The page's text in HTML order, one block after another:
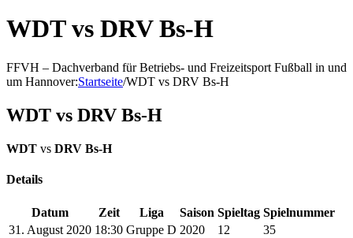
WDT vs DRV Bs-H
FFVH – Dachverband für Betriebs- und Freizeitsport Fußball in und
um Hannover:Startseite/WDT vs DRV Bs-H
WDT vs DRV Bs-H
WDT vs DRV Bs-H
Details
Datum Zeit Liga Saison Spieltag Spielnummer
31. August 2020 18:30 Gruppe D 2020 12 35